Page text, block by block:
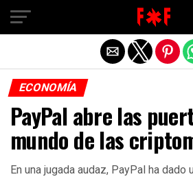
ECONOMÍA
PayPal abre las
mundo de las
En una jugada audaz, PayPal ha dado